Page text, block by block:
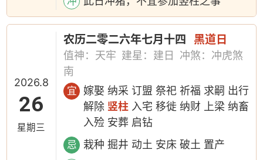
2026.8
26
星期三
农历二零二六年七月十四 黑道日
值神：天牢 建星：建日
冲煞：冲虎煞
南
宜
嫁娶 纳采 订盟 祭祀 祈福 求嗣 出行
解除 竖柱 入宅 移徙 纳财 上梁 纳畜
入殓 安葬 启钻
忌 栽种 掘井 动土 安床 破土 置产